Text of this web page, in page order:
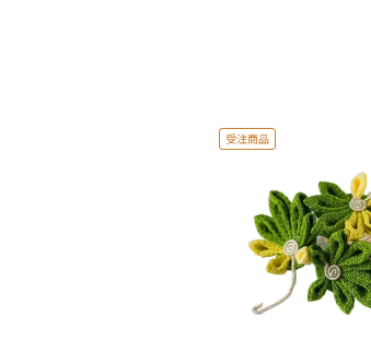
受注商品